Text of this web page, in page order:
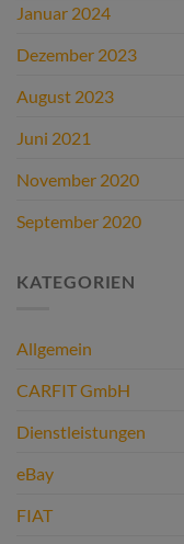
Januar 2024
Dezember 2023
August 2023
Juni 2021
November 2020
September 2020
KATEGORIEN
Allgemein
CARFIT GmbH
Dienstleistungen
eBay
FIAT